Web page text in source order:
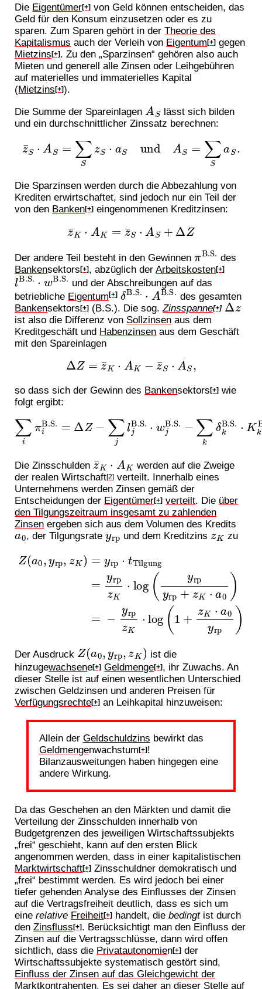
Die Eigentümer[+] von Geld können entscheiden, das
Geld für den Konsum einzusetzen oder es zu
sparen. Zum Sparen gehört in derTheorie des
Kapitalismus auch der Verleih von Eigentum[+] gegen
Mietzins[+] . Zu den „Sparzinsen“ gehören also auch
Mieten und generell alle Zinsen oder Leihgebühren
auf materielles und immaterielles Kapital
(Mietzins[+]).
Die Summe der Spareinlagen
A
lässt sich bilden
und ein durchschnittlicher Zinssatz berechnen:
¯ S=∑ und S= aS.
Die Sparzinsen werden durch die Abbezahlung von
Krediten erwirtschaftet, sind jedoch nur ein Teil der
von den Banken[+] eingenommenen Kreditzinsen:
K⋅ z¯ A + ΔZ
Der andere Teil besteht in den Gewinnen
πB.S.
des
Bankensektors[+] , abzüglich derArbeitskosten[+]
lB.S.⋅wB.S.
und der Abschreibungen auf das
betriebliche Eigentum[+] δB.S.⋅AB.S.
des gesamten
Bankensektors[+] (B.S.). Die sog.Zinsspanne[+]
Δz
ist also die Differenz von Sollzinsen aus dem
Kreditgeschäft und Habenzinsen aus dem Geschäft
mit den Spareinlagen
ΔZ ¯ AK ¯S S
so dass sich der Gewinn des Bankensektors[+] wie
folgt ergibt:
∑ B.S. ΔZ−∑ jlj B.S.⋅w B.S.
− ∑ kB.S. ⋅K B.S.
Die Zinsschulden
A
werden auf die Zweige
der realen Wirtschaft[2] verteilt. Innerhalb eines
Unternehmens werden Zinsen gemäß der
Entscheidungen der Eigentümer[+] verteilt. Die über
den Tilgungszeitraum insgesamt zu zahlenden
Zinsen ergeben sich aus dem Volumen des Kredits
a0
, der Tilgungsrate
yrp
und dem Kreditzins
zK
zu
Z(a0 yrp zK )= rp⋅ Tilgung
rp +z a 0) yrp K
Der Ausdruck
Z(a )
ist die
hinzugewachsene[+] Geldmenge[+] , ihr Zuwachs. An
dieser Stelle ist auf einen wesentlichen Unterschied
zwischen Geldzinsen und anderen Preisen für
Verfügungsrechte[+] an Leihkapital hinzuweisen:
Allein der Geldschuldzins bewirkt das
Geldmengenwachstum [+]!
Bilanzausweitungen haben hingegen eine
andere Wirkung.
Da das Geschehen an den Märkten und damit die
Verteilung der Zinsschulden innerhalb von
Budgetgrenzen des jeweiligen Wirtschaftssubjekts
„frei“ geschieht, kann auf den ersten Blick
angenommen werden, dass in einer kapitalistischen
Marktwirtschaft[+] Zinsschuldner demokratisch und
„frei“ bestimmt werden. Es wird jedoch bei einer
tiefer gehenden Analyse des Einflusses der Zinsen
auf die Vertragsfreiheit deutlich, dass es sich um
einerelative Freiheit[+] handelt, diebedingtist durch
denZinsfluss[+]. Berücksichtigt man den Einfluss der
Zinsen auf die Vertragsschlüsse, dann wird offen
sichtlich, dass die Privatautonomien[+] der
Wirtschaftssubjekte systematisch gestört sind,
Einfluss der Zinsen auf das Gleichgewicht der
Marktkontrahenten. Es sei daher an dieser Stelle auf